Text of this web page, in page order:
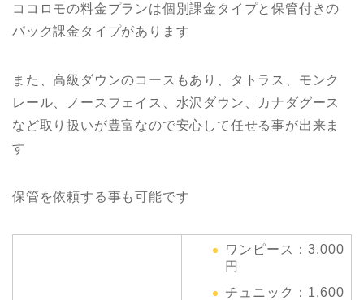
ココロモの料金プランは個別課金タイプと保管付きの
パック課金タイプがあります
また、高級ダウンのコースもあり、タトラス、モンク
レール、ノースフェイス、水沢ダウン、カナダグース
など取り扱いが豊富なので安心して任せる事が出来ま
す
保管を依頼する事も可能です
ワンピース：3,000
円
チュニック：1,600